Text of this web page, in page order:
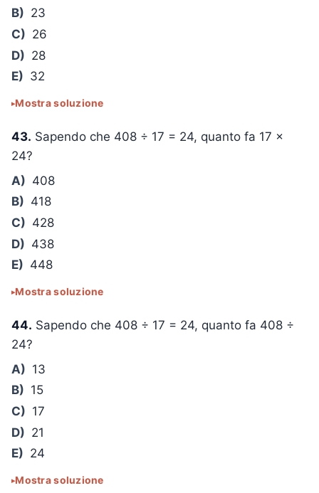
B) 23
C) 26
D) 28
E) 32
Mostra soluzione
43. Sapendo che 408 ÷ 17 = 24, quanto fa 17 ×
24?
A) 408
B) 418
C) 428
D) 438
E) 448
Mostra soluzione
44. Sapendo che 408 ÷ 17 = 24, quanto fa 408 ÷
24?
A) 13
B) 15
C) 17
D) 21
E) 24
Mostra soluzione